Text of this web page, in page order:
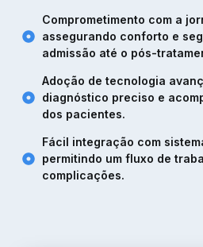
Comprometimento com a
assegurando conforto e
admissão até o pós-
Adoção de tecnologia
diagnóstico preciso e
dos pacientes.
Fácil integração com
permitindo um fluxo de
complicações.